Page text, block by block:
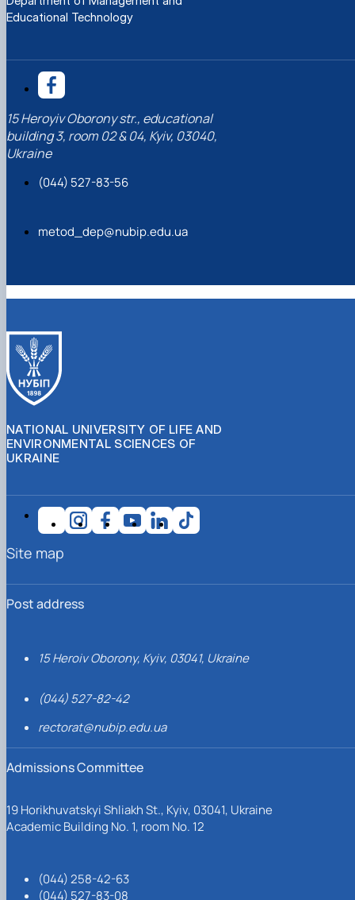
Educational Technology
15 Heroyiv Oborony str., educational
building 3, room 02 & 04, Kyiv, 03040,
Ukraine
(044) 527-83-56
metod_dep@nubip.edu.ua
NATIONAL UNIVERSITY OF LIFE AND
ENVIRONMENTAL SCIENCES OF
UKRAINE
Post address
15 Heroiv Oborony, Kyiv, 03041, Ukraine
(044) 527-82-42
rectorat@nubip.edu.ua
Admissions Committee
19 Horikhuvatskyi Shliakh St., Kyiv, 03041, Ukraine
Academic Building No. 1, room No. 12
(044) 258-42-63
(044) 527-83-08
Site map